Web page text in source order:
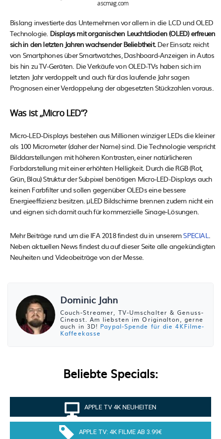
ascmag.com
Bislang investierte das Unternehmen vor allem in die LCD und OLED
Technologie. Displays mit organischen Leuchtdioden (OLED) erfreuen
sich in den letzten Jahren wachsender Beliebtheit.Der Einsatz reicht
von Smartphones über Smartwatches, Dashboard-Anzeigen in Autos
bis hin zu TV-Geräten. Die Verkäufe von OLED-TVs haben sich im
letzten Jahr verdoppelt und auch für das laufende Jahr sagen
Prognosen einer Verdoppelung der abgesetzten Stückzahlen voraus.
Was ist „Micro LED“?
Micro-LED-Displays bestehen aus Millionen winziger LEDs die kleiner
als 100 Micrometer (daher der Name) sind. Die Technologie verspricht
Bilddarstellungen mit höheren Kontrasten, einer natürlicheren
Farbdarstellung mit einer erhöhten Helligkeit. Durch die RGB (Rot,
Grün, Blau) Struktur der Subpixel benötigen Micro-LED-Displays auch
keinen Farbfilter und sollen gegenüber OLEDs eine bessere
Energieeffizienz besitzen. µLED Bildschirme brennen zudem nicht ein
und eignen sich damit auch für kommerzielle Sinage-Lösungen.
Mehr Beiträge rund um die IFA 2018 findest du in unserem SPECIAL.
Neben aktuellen News findest du auf dieser Seite alle angekündigten
Neuheiten und Videobeiträge von der Messe.
Dominic Jahn
Couch-Streamer, TV-Umschalter & Genuss-
Cineast. Am liebsten im Originalton, gerne
auch in 3D! Paypal-Spende für die 4KFilme-
Kaffeekasse
Beliebte Specials:
APPLE TV 4K NEUHEITEN
APPLE TV: 4K FILME AB 3.99€